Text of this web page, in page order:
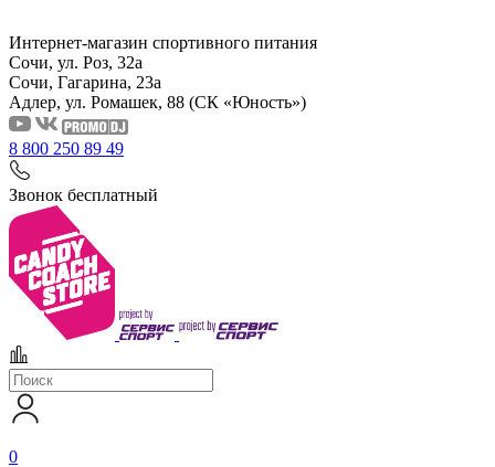
Интернет-магазин спортивного питания
Сочи, ул. Роз, 32а
Сочи, Гагарина, 23а
Адлер, ул. Ромашек, 88 (СК «Юность»)
8 800 250 89 49
Звонок бесплатный
0